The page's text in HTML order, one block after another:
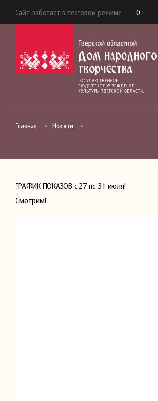
Сайт работает в тестовом режиме 0+
Главная Новости
ГРАФИК ПОКАЗОВ с 27 по 31 июля!
Смотрим!